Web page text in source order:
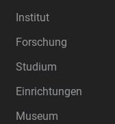
Institut
Forschung
Studium
Einrichtungen
Museum